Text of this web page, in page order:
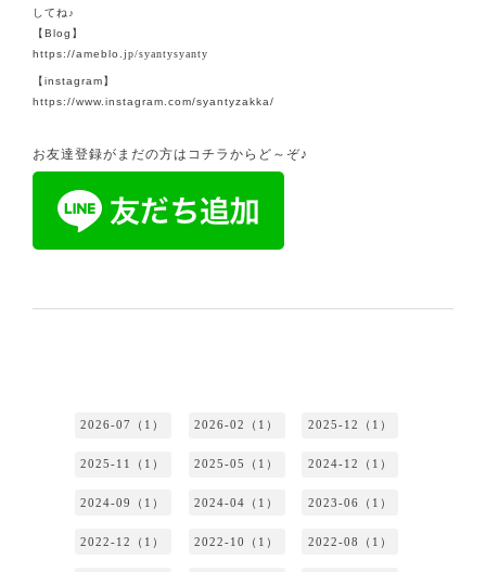
してね♪
【Blog 】
https://ameblo.jp/syantysyanty
【instagram】
https://www.instagram.com/syantyzakka/
お友達登録がまだの方はコチラからど～ぞ♪
2026-07（1） 2026-02（1） 2025-12（1）
2025-11（1） 2025-05（1） 2024-12（1）
2024-09（1） 2024-04（1） 2023-06（1）
2022-12（1） 2022-10（1） 2022-08（1）